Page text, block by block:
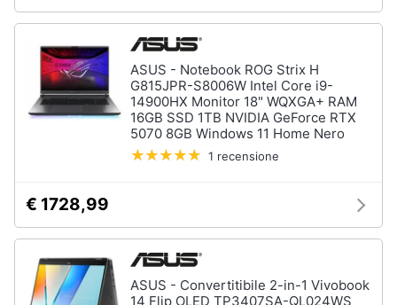
ASUS - Notebook ROG Strix H
G815JPR-S8006W Intel Core i9-
14900HX Monitor 18" WQXGA+ RAM
16GB SSD 1TB NVIDIA GeForce RTX
5070 8GB Windows 11 Home Nero
1 recensione
€ 1728,99
ASUS - Convertitibile 2-in-1 Vivobook
14 Flip OLED TP3407SA-QL024WS